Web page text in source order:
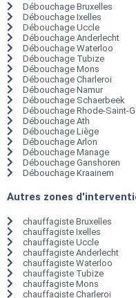
Débouchage Bruxelles
Débouchage Ixelles
Débouchage Uccle
Débouchage Anderlecht
Débouchage Waterloo
Débouchage Tubize
Débouchage Mons
Débouchage Charleroi
Débouchage Namur
Débouchage Schaerbeek
Débouchage Rhode-Saint-
Débouchage Ath
Débouchage Liège
Débouchage Arlon
Débouchage Manage
Débouchage Ganshoren
Débouchage Kraainem
Autres zones
chauffagiste Bruxelles
chauffagiste Ixelles
chauffagiste Uccle
chauffagiste Anderlecht
chauffagiste Waterloo
chauffagiste Tubize
chauffagiste Mons
chauffagiste Charleroi